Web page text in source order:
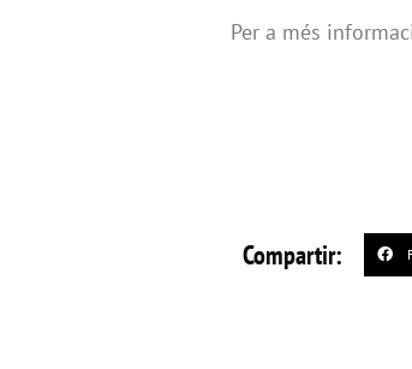
Per a més
Compartir: